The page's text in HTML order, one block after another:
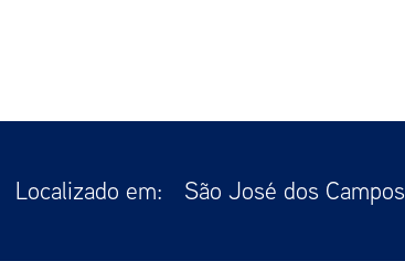
Localizado em: São José dos Campos